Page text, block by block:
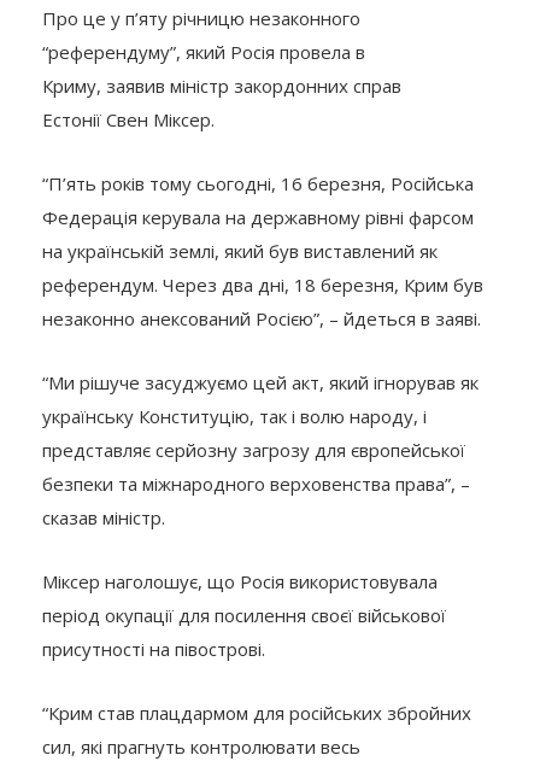
Про це у п’яту річницю незаконного
“референдуму”, який Росія провела в
Криму, заявив міністр закордонних справ
Естонії Свен Міксер.
“П’ять років тому сьогодні, 16 березня, Російська
Федерація керувала на державному рівні фарсом
на українській землі, який був виставлений як
референдум. Через два дні, 18 березня, Крим був
незаконно анексований Росією”, – йдеться в заяві.
“Ми рішуче засуджуємо цей акт, який ігнорував як
українську Конституцію, так і волю народу, і
представляє серйозну загрозу для європейської
безпеки та міжнародного верховенства права”, –
сказав міністр.
Міксер наголошує, що Росія використовувала
період окупації для посилення своєї військової
присутності на півострові.
“Крим став плацдармом для російських збройних
сил, які прагнуть контролювати весь